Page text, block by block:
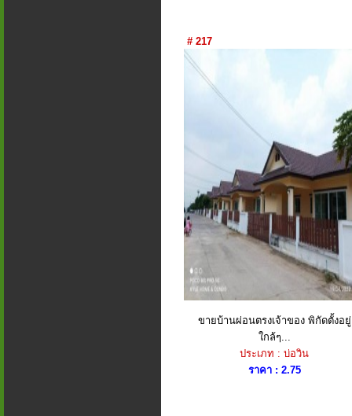
# 217
ขายบ้านผ่อนตรงเจ้าของ พิกัดตั้งอยู่
ใกล้ๆ...
ประเภท : บ่อวิน
ราคา : 2.75